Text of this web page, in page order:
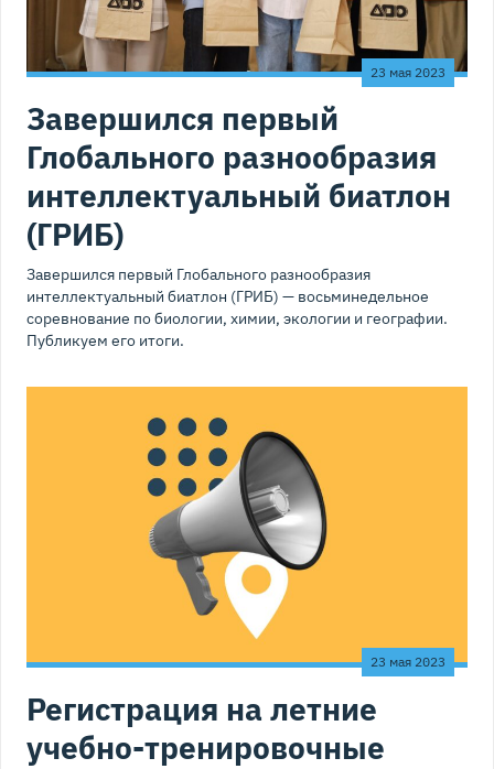
23 мая 2023
Завершился первый
Глобального разнообразия
интеллектуальный биатлон
(ГРИБ)
Завершился первый Глобального разнообразия
интеллектуальный биатлон (ГРИБ) — восьминедельное
соревнование по биологии, химии, экологии и географии.
Публикуем его итоги.
23 мая 2023
Регистрация на летние
учебно-тренировочные